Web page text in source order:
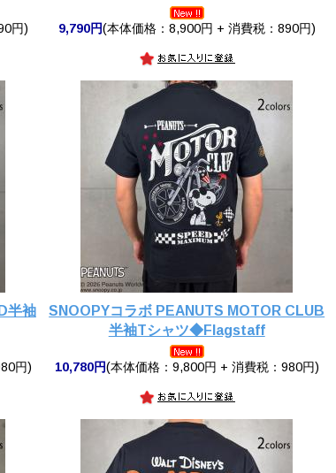
円) 9,790円(本体価格：8,900円 + 消費税：890円)
半袖
円)
SNOOPYコラボ PEANUTS MOTOR CLUB
半袖Tシャツ◆Flagstaff
10,780円(本体価格：9,800円 + 消費税：980円)